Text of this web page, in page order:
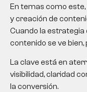
En temas como
y creación de
Cuando la estrategia
contenido se ve
La clave está en
visibilidad, claridad
la conversión.